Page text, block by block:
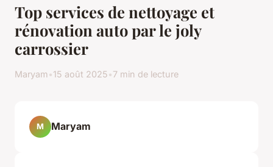
Top services de nettoyage et
rénovation auto par le joly
carrossier
Maryam•15 août 2025•7 min de lecture
M Maryam